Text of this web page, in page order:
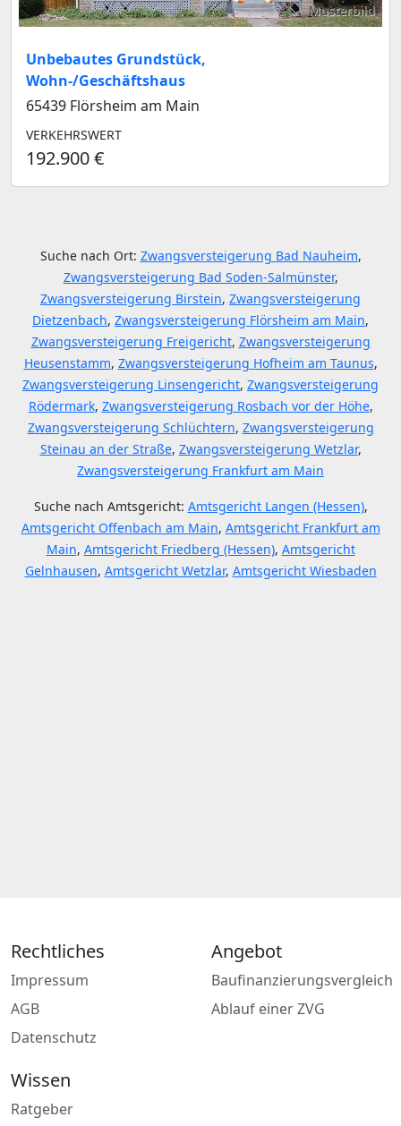
Musterbild
Unbebautes Grundstück,
Wohn-/Geschäftshaus
65439 Flörsheim am Main
VERKEHRSWERT
192.900 €
Suche nach Ort: Zwangsversteigerung Bad Nauheim,
Zwangsversteigerung Bad Soden-Salmünster,
Zwangsversteigerung Birstein, Zwangsversteigerung
Dietzenbach, Zwangsversteigerung Flörsheim am Main,
Zwangsversteigerung Freigericht, Zwangsversteigerung
Heusenstamm, Zwangsversteigerung Hofheim am Taunus,
Zwangsversteigerung Linsengericht, Zwangsversteigerung
Rödermark, Zwangsversteigerung Rosbach vor der Höhe,
Zwangsversteigerung Schlüchtern, Zwangsversteigerung
Steinau an der Straße, Zwangsversteigerung Wetzlar,
Zwangsversteigerung Frankfurt am Main
Suche nach Amtsgericht: Amtsgericht Langen (Hessen),
Amtsgericht Offenbach am Main, Amtsgericht Frankfurt am
Main, Amtsgericht Friedberg (Hessen), Amtsgericht
Gelnhausen, Amtsgericht Wetzlar, Amtsgericht Wiesbaden
Rechtliches
Impressum
AGB
Datenschutz
Angebot
Baufinanzierungsvergleich
Ablauf einer ZVG
Wissen
Ratgeber